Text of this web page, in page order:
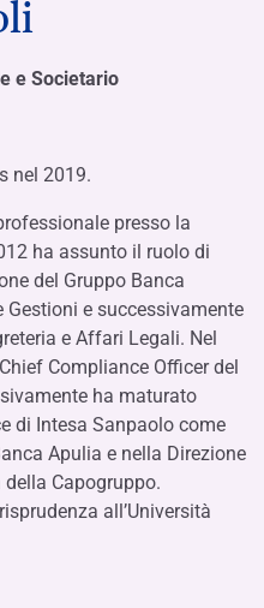
e Societario
nel 2019.
presso la
ha assunto il ruolo di
del Gruppo Banca
e successivamente
e Affari Legali. Nel
Compliance Officer del
ha maturato
di Intesa Sanpaolo come
Apulia e nella Direzione
Capogruppo.
all’Università